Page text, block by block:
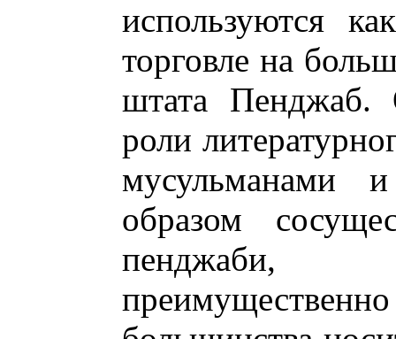
используются
торговле на
штата Пенджаб.
роли
мусульманами
образом
пенджаби,